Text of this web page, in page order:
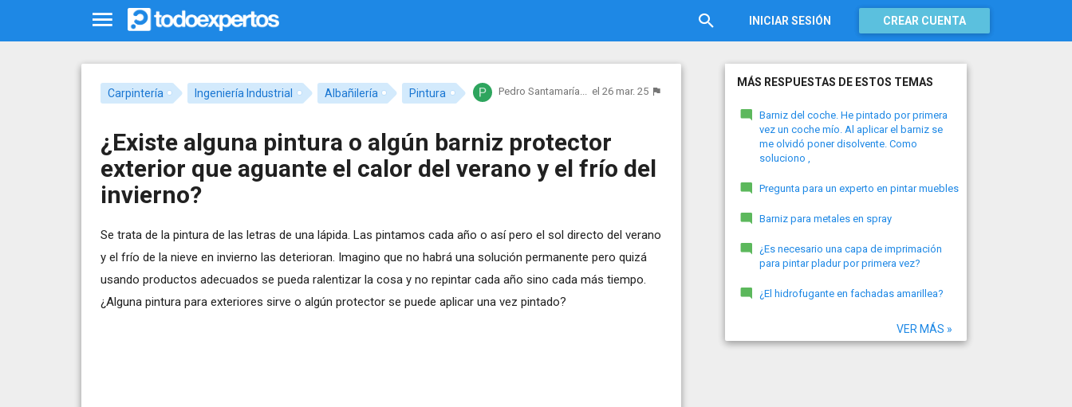
INICIAR SESIÓN CREAR CUENTA
Carpintería Ingeniería Industrial Albañilería Pintura Pedro Santamaría... el 26 mar. 25
¿Existe alguna pintura o algún barniz protector
exterior que aguante el calor del verano y el frío del
invierno?
Se trata de la pintura de las letras de una lápida. Las pintamos cada año o así pero el sol directo del verano
y el frío de la nieve en invierno las deterioran. Imagino que no habrá una solución permanente pero quizá
usando productos adecuados se pueda ralentizar la cosa y no repintar cada año sino cada más tiempo.
¿Alguna pintura para exteriores sirve o algún protector se puede aplicar una vez pintado?
MÁS RESPUESTAS DE ESTOS TEMAS
Barniz del coche. He pintado por primera
vez un coche mío. Al aplicar el barniz se
me olvidó poner disolvente. Como
soluciono ,
Pregunta para un experto en pintar muebles
Barniz para metales en spray
¿Es necesario una capa de imprimación
para pintar pladur por primera vez?
¿El hidrofugante en fachadas amarillea?
VER MÁS »